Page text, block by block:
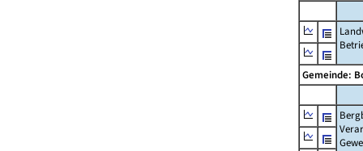
Gemeinde: